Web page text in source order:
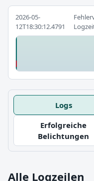
2026-05-
12T18:30:12.4791
Logs
Erfolgreiche
Belichtungen
Alle Logzeilen